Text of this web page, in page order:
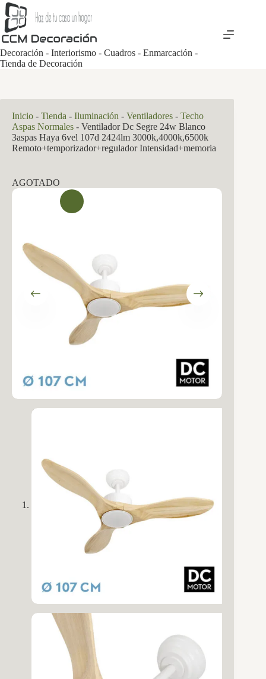
Saltar
al
contenido
Decoración - Interiorismo - Cuadros - Enmarcación -
Tienda de Decoración
Inicio - Tienda - Iluminación - Ventiladores - Techo
Aspas Normales - Ventilador Dc Segre 24w Blanco
3aspas Haya 6vel 107d 2424lm 3000k,4000k,6500k
Remoto+temporizador+regulador Intensidad+memoria
AGOTADO